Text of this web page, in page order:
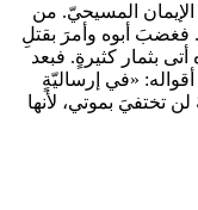
المسيحيّ. من
فغضبَ أبوه وأمرَ بقتلِ
ٱستشهاده أتى بثمار كثيرةٍ. فبعد
«في إرساليّةٍ
تختفيَ بموتي، لأنها